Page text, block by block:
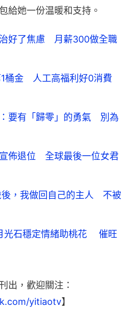
給她一份温暖和支持。
好了焦慮 月薪300做全職
1桶金 人工高福利好0消費
要有「歸零」的勇氣 別為
佈退位 全球最後一位女君
，我做回自己的主人 不被
光石穩定情緒助桃花 催旺
出，歡迎關注：
yitiaotv】